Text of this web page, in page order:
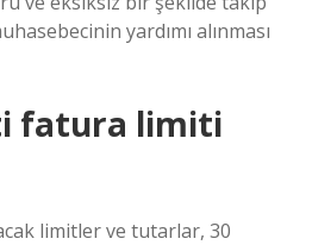
yardımı alınması
fatura limiti
limitler ve tutarlar, 30